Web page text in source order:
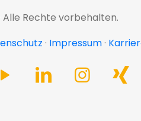
Alle Rechte vorbehalten.
· Impressum·